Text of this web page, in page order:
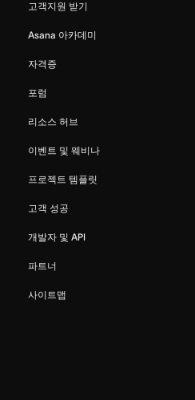
고객지원 받기
Asana 아카데미
자격증
포럼
리소스 허브
이벤트 및 웨비나
프로젝트 템플릿
고객 성공
개발자 및 API
파트너
사이트맵